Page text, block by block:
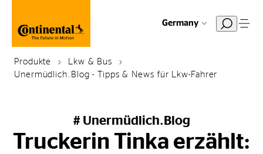
Germany
Produkte
Lkw & Bus
Unermüdlich.Blog - Tipps & News für Lkw-Fahrer
# Unermüdlich.Blog
Truckerin Tinka erzählt: